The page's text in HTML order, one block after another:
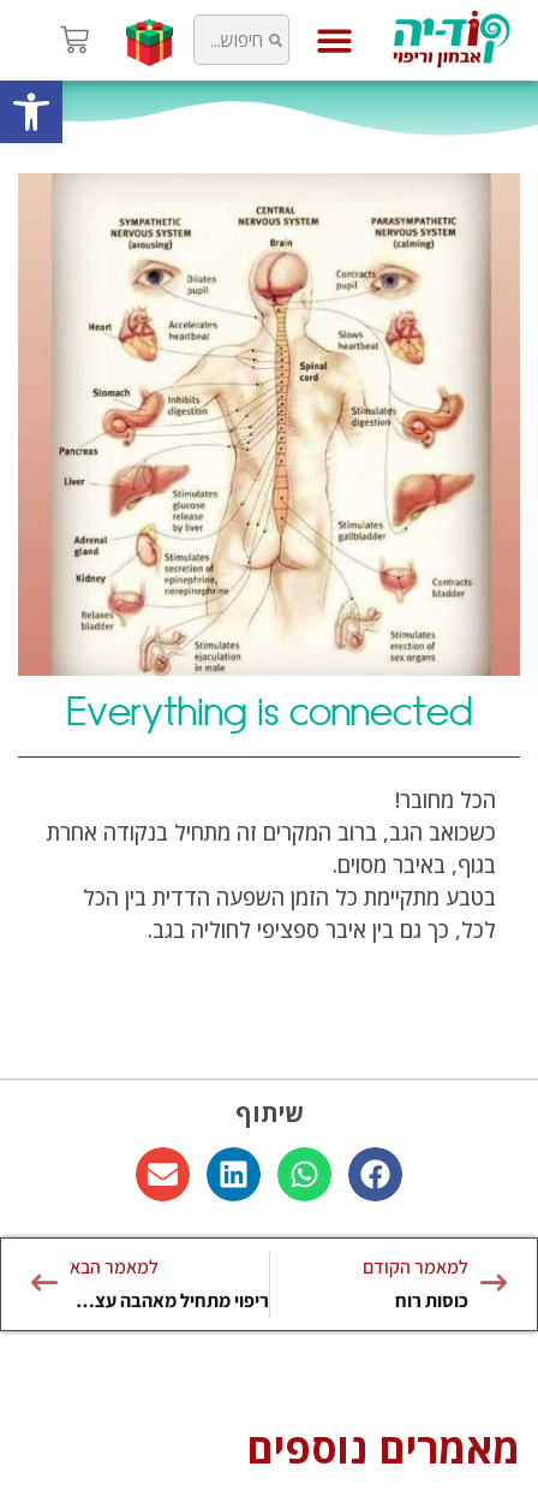
Everything is connected
הכל מחובר!
כשכואב הגב, ברוב המקרים זה מתחיל בנקודה אחרת
בגוף, באיבר מסוים.
בטבע מתקיימת כל הזמן השפעה הדדית בין הכל
לכל, כך גם בין איבר ספציפי לחוליה בגב.
שיתוף
למאמר הקודם
כוסות רוח
למאמר הבא
ריפוי מתחיל מאהבה עצמית
מאמרים נוספים